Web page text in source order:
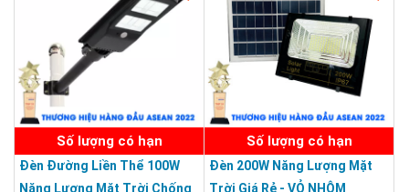
SẢN PHẨM DỊCH VỤ CHẤT LƯỢNG ASEAN 2019
Số lượng có hạn
Đèn Đường Liền Thể 100W
Năng Lượng Mặt Trời Chống
Số lượng có hạn
Đèn 200W Năng Lượng Mặt
Trời Giá Rẻ - VỎ NHÔM